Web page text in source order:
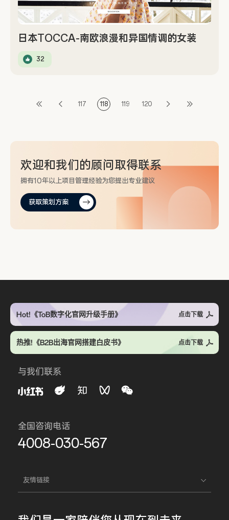
日本TOCCA-南欧浪漫和异国情调的女装
32
117 118 119 120
欢迎和我们的顾问 取得联系
拥有10年以上项目管理经验为您提出专业建议
获取策划方案
Hot!《ToB数字化官网升级手册》 点击下载
热推!《B2B出海官网搭建白皮书》 点击下载
与我们联系
全国咨询电话
4008-030-567
友情链接